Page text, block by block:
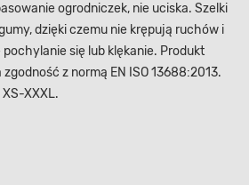
ogrodniczek, nie uciska. Szelki
dzięki czemu nie krępują ruchów i
się lub klękanie. Produkt
z normą EN ISO 13688:2013.
XXXL.